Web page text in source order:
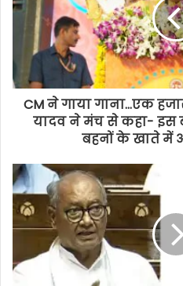
CM ने गाया गाना...एक
यादव ने मंच से कहा- इस
बहनों के खाते में